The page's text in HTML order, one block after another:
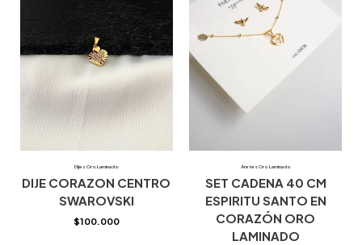
Dijes Oro Laminado
DIJE CORAZON CENTRO
SWAROVSKI
$100.000
Aretes Oro Laminado
SET CADENA 40 CM
ESPIRITU SANTO EN
CORAZÓN ORO
LAMINADO